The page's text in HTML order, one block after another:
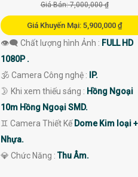
Giá Bán: 7,000,000 ₫
Giá Khuyến Mại: 5,900,000 ₫
👁️‍🗨 Chất lượng hình Ảnh : FULL HD
1080P .
🕉️ Camera Công nghệ :
IP.
🌛 Khi xem thiếu sáng : Hồng Ngoại
10m Hồng Ngoại SMD.
♊ Camera Thiết Kế Dome Kim loại +
Nhựa.
️💎 Chức Năng :Thu Âm.